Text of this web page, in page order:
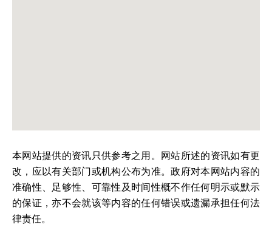
本网站提供的资讯只供参考之用。网站所述的资讯如有更
改，应以有关部门或机构公布为准。政府对本网站内容的
准确性、足够性、可靠性及时间性概不作任何明示或默示
的保证，亦不会就该等内容的任何错误或遗漏承担任何法
律责任。